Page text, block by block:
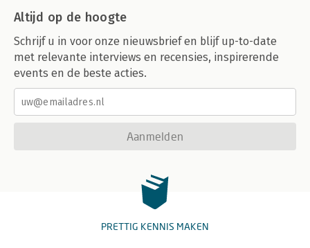
Altijd op de hoogte
Schrijf u in voor onze nieuwsbrief en blijf up-to-date
met relevante interviews en recensies, inspirerende
events en de beste acties.
Aanmelden
PRETTIG KENNIS MAKEN